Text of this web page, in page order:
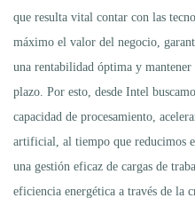
que resulta vital contar con las
máximo el valor del negocio,
una rentabilidad óptima y
plazo. Por esto, desde Intel
capacidad de procesamiento,
artificial, al tiempo que reducimos
una gestión eficaz de cargas de
eficiencia energética a través de la